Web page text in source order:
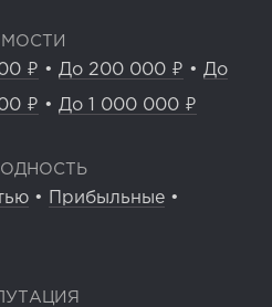
₽ • До 200 000 ₽ • До
₽ • До 1 000 000 ₽
• Прибыльные •